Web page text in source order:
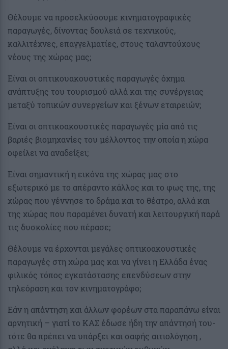
Θέλουμε να προσελκύσουμε κινηματογραφικές
παραγωγές, δίνοντας δουλειά σε τεχνικούς,
καλλιτέχνες, επαγγελματίες, στους ταλαντούχους
νέους της χώρας μας;
Είναι οι οπτικουακουστικές παραγωγές όχημα
ανάπτυξης του τουρισμού αλλά και της συνέργειας
μεταξύ τοπικών συνεργείων και ξένων εταιρειών;
Είναι οι οπτικοακουστικές παραγωγές μία από τις
βαριές βιομηχανίες του μέλλοντος την οποία η χώρα
οφείλει να αναδείξει;
Είναι σημαντική η εικόνα της χώρας μας στο
εξωτερικό με το απέραντο κάλλος και το φως της, της
χώρας που γέννησε το δράμα και το θέατρο, αλλά και
της χώρας που παραμένει δυνατή και λειτουργική παρά
τις δυσκολίες που πέρασε;
Θέλουμε να έρχονται μεγάλες οπτικοακουστικές
παραγωγές στη χώρα μας και να γίνει η Ελλάδα ένας
φιλικός τόπος εγκατάστασης επενδύσεων στην
τηλεόραση και τον κινηματογράφο;
Εάν η απάντηση και άλλων φορέων στα παραπάνω είναι
αρνητική – γιατί το ΚΑΣ έδωσε ήδη την απάντησή του-
τότε θα πρέπει να υπάρξει και σαφής αιτιολόγηση ,